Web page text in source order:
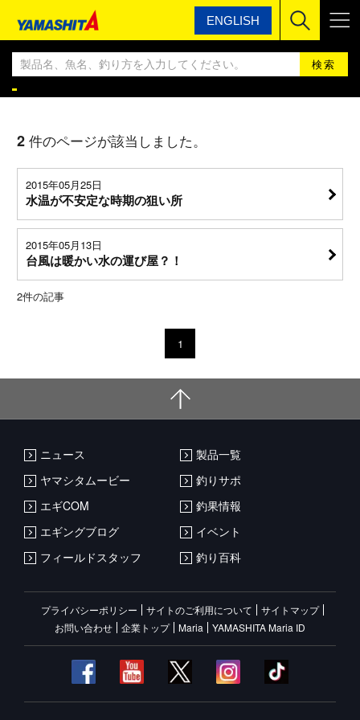
ENGLISH
ヤマシタ YAMASHITA エギングBLOG
YAMASHITA エギングBLOG
2 件のページが該当しました。
2015年05月25日
水温が不安定な時期の狙い所
2015年05月13日
台風は暖かい水の運び屋？！
2件の記事
1
ニュース
製品一覧
ヤマシタムービー
釣りサポ
エギCOM
釣果情報
エギングブログ
イベント
フィールドスタッフ
釣り百科
プライバシーポリシー サイトのご利用について
サイトマップ
お問い合わせ
企業トップ Maria YAMASHITA Maria ID